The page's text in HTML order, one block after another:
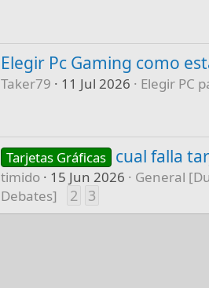
Elegir Pc Gaming como
Taker79 11 Jul 2026 Elegir PC
Tarjetas Gráficas cual falla
timido 15 Jun 2026
General
Debates]
2 3